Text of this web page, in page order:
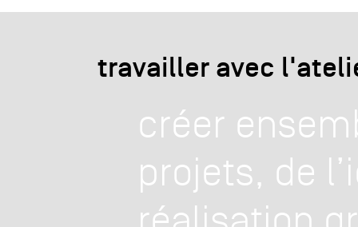
travailler avec
créer
projets, de